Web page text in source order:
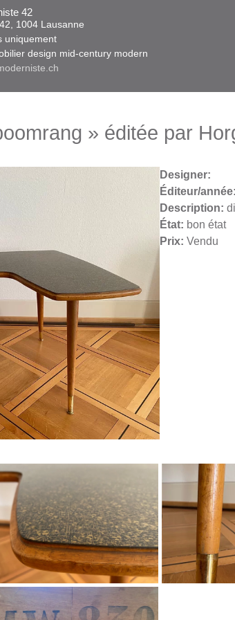
42
1004 Lausanne​​
uniquement
design mid-century modern
» éditée par
Designer:
Éditeur/année:
Description:
État: bon état
Prix: Vendu